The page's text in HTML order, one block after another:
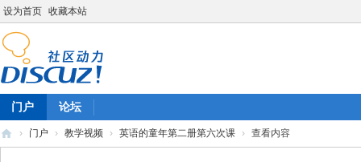
设为首页 收藏本站
门户 论坛
› 门户 › 教学视频 › 英语的童年第二册第六次课 › 查看内容